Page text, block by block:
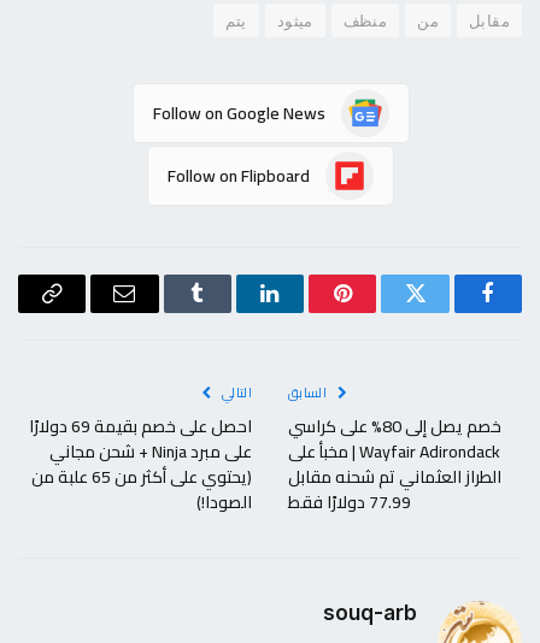
مقابل
من منظف ميثود يتم
Follow on Google News
Follow on Flipboard
فيسبوكتويتر بينتيريستلينكدإن Tumblr البريد
Copy
السابق
خصم يصل إلى 80% على كراسي
Wayfair Adirondack | مخبأ على
الطراز العثماني تم شحنه مقابل
77.99 دولارًا فقط
التالي
احصل على خصم بقيمة 69 دولارًا
على مبرد Ninja + شحن مجاني
(يحتوي على أكثر من 65 علبة من
الصودا!)
souq-arb